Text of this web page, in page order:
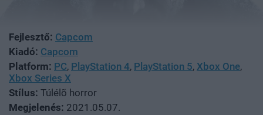
Fejlesztő: Capcom
Kiadó: Capcom
Platform: PC, PlayStation 4, PlayStation 5, Xbox One,
Xbox Series X
Stílus: Túlélõ horror
Megjelenés: 2021.05.07.